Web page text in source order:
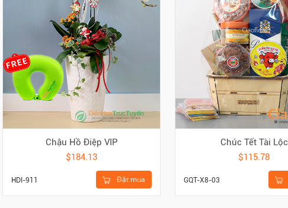
Chậu Hồ Điệp VIP
$184.13
Đặt mua
HDI-911
Chúc Tết Tài Lộc
$115.78
GQT-X8-03